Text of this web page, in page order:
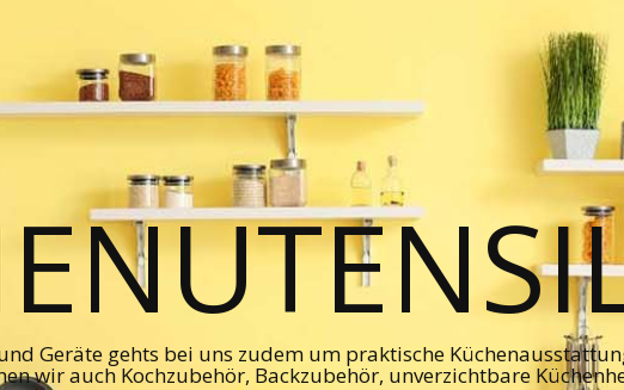
Geräte gehts bei uns zudem um praktische
wir auch Kochzubehör, Backzubehör, unverzichtbare